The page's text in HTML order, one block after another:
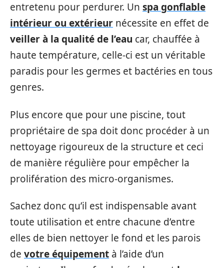
entretenu pour perdurer. Un spa gonflable
intérieur ou extérieur nécessite en effet de
veiller à la qualité de l’eau car, chauffée à
haute température, celle-ci est un véritable
paradis pour les germes et bactéries en tous
genres.
Plus encore que pour une piscine, tout
propriétaire de spa doit donc procéder à un
nettoyage rigoureux de la structure et ceci
de manière régulière pour empêcher la
prolifération des micro-organismes.
Sachez donc qu’il est indispensable avant
toute utilisation et entre chacune d’entre
elles de bien nettoyer le fond et les parois
de votre équipement à l’aide d’un